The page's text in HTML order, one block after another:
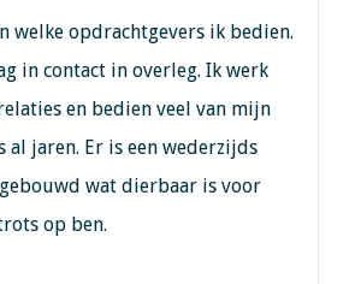
welke opdrachtgevers ik bedien.
in contact in overleg. Ik werk
en bedien veel van mijn
al jaren. Er is een wederzijds
wat dierbaar is voor
op ben.